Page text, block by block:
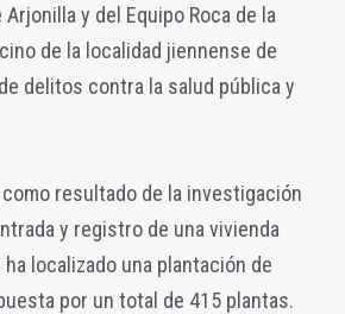
y del Equipo Roca de la
de la localidad jiennense de
delitos contra la salud pública y
resultado de la investigación
y registro de una vivienda
localizado una plantación de
por un total de 415 plantas.